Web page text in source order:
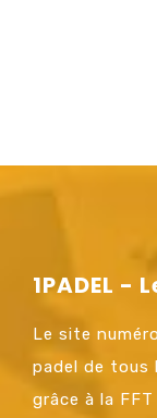
1PADEL -
Le site
padel de tous
grâce à la FFT